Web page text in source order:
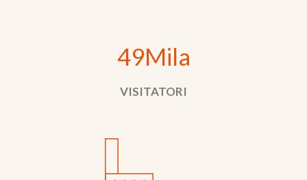
49Mila
VISITATORI